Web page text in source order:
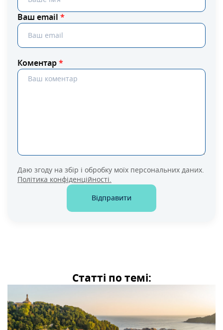
Ваш email *
Коментар*
Даю згоду на збір і обробку моїх персональних даних.
Політика конфіденційності.
Відправити
Статті по темі: